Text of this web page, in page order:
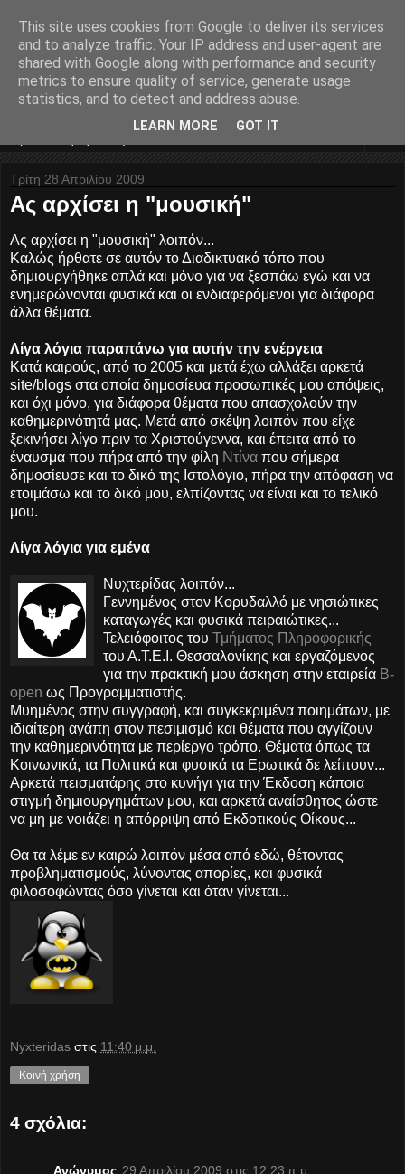
Nyxteridas... divina
melodia...
Τρίτη 28 Απριλίου 2009
Ας αρχίσει η "μουσική"
Ας αρχίσει η "μουσική" λοιπόν...
Καλώς ήρθατε σε αυτόν το Διαδικτυακό τόπο που
δημιουργήθηκε απλά και μόνο για να ξεσπάω εγώ και να
ενημερώνονται φυσικά και οι ενδιαφερόμενοι για διάφορα
άλλα θέματα.
Λίγα λόγια παραπάνω για αυτήν την ενέργεια
Κατά καιρούς, από το 2005 και μετά έχω αλλάξει αρκετά
site/blogs στα οποία δημοσίευα προσωπικές μου απόψεις,
και όχι μόνο, για διάφορα θέματα που απασχολούν την
καθημερινότητά μας. Μετά από σκέψη λοιπόν που είχε
ξεκινήσει λίγο πριν τα Χριστούγεννα, και έπειτα από το
έναυσμα που πήρα από την φίλη Ντίνα που σήμερα
δημοσίευσε και το δικό της Ιστολόγιο, πήρα την απόφαση να
ετοιμάσω και το δικό μου, ελπίζοντας να είναι και το τελικό
μου.
Λίγα λόγια για εμένα
Νυχτερίδας λοιπόν...
Γεννημένος στον Κορυδαλλό με νησιώτικες
καταγωγές και φυσικά πειραιώτικες...
Τελειόφοιτος του Τμήματος Πληροφορικής
του Α.Τ.Ε.Ι. Θεσσαλονίκης και εργαζόμενος
για την πρακτική μου άσκηση στην εταιρεία B-
open ως Προγραμματιστής.
Μυημένος στην συγγραφή, και συγκεκριμένα ποιημάτων, με
ιδιαίτερη αγάπη στον πεσιμισμό και θέματα που αγγίζουν
την καθημερινότητα με περίεργο τρόπο. Θέματα όπως τα
Κοινωνικά, τα Πολιτικά και φυσικά τα Ερωτικά δε λείπουν...
Αρκετά πεισματάρης στο κυνήγι για την Έκδοση κάποια
στιγμή δημιουργημάτων μου, και αρκετά αναίσθητος ώστε
να μη με νοιάζει η απόρριψη από Εκδοτικούς Οίκους...
Θα τα λέμε εν καιρώ λοιπόν μέσα από εδώ, θέτοντας
προβληματισμούς, λύνοντας απορίες, και φυσικά
φιλοσοφώντας όσο γίνεται και όταν γίνεται...
Nyxteridas στις 11:40 μ.μ.
Κοινή χρήση
4 σχόλια:
Ανώνυμος 29 Απριλίου 2009 στις 12:23 π.μ.
This site uses cookies from Google to deliver its services
and to analyze traffic. Your IP address and user-agent are
shared with Google along with performance and security
metrics to ensure quality of service, generate usage
statistics, and to detect and address abuse.
LEARN MORE GOT IT